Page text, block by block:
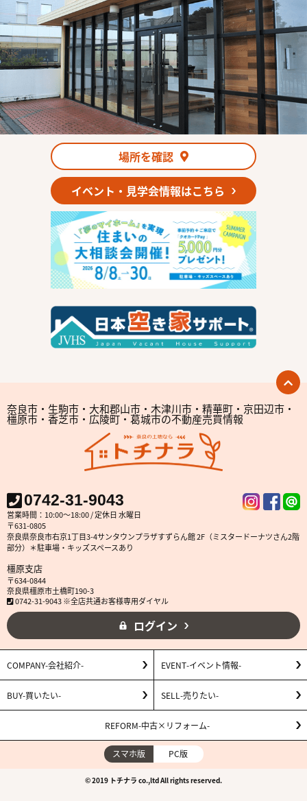
場所を確認
イベント・見学会情報はこちら
奈良市・生駒市・大和郡山市・木津川市・精華町・京田辺市・
橿原市・香芝市・広陵町・葛城市の不動産売買情報
0742-31-9043
営業時間：10:00～18:00 / 定休日 水曜日
〒631-0805
奈良県奈良市右京1丁目3-4サンタウンプラザすずらん館 2F（ミスタードーナツさん2階
部分）＊駐車場・キッズスペースあり
橿原支店
〒634-0844
奈良県橿原市土橋町190-3
0742-31-9043 ※全店共通お客様専用ダイヤル
ログイン
COMPANY 会社紹介 EVENT イベント情報
BUY 買いたい SELL 売りたい
REFORM 中古×リフォーム
スマホ版 PC版
© 2019 トチナラ co.,ltd All rights reserved.